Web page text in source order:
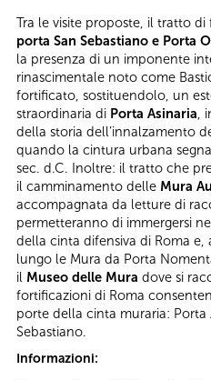
Tra le visite proposte, il tratto
porta San Sebastiano e Porta
la presenza di un imponente
rinascimentale noto come
fortificato, sostituendolo, un
straordinaria di Porta Asinaria,
della storia dell’innalzamento
quando la cintura urbana
sec. d.C. Inoltre: il tratto che
il camminamento delle Mura
accompagnata da letture di
permetteranno di immergersi
della cinta difensiva di Roma
lungo le Mura da Porta
il Museo delle Mura dove si
fortificazioni di Roma
porte della cinta muraria: Porta
Sebastiano.
Informazioni: